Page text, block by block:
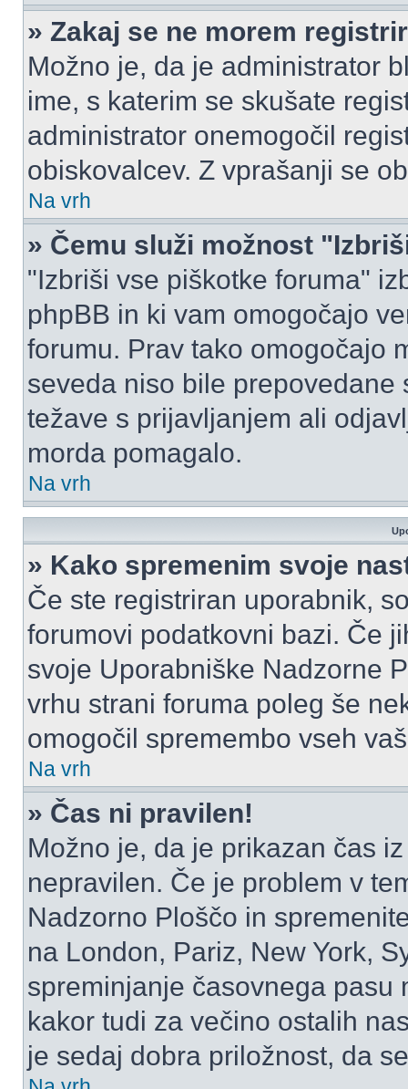
» Zakaj se ne morem
Možno je, da je administrator
ime, s katerim se skušate
administrator onemogočil
obiskovalcev. Z vprašanji se
Na vrh
» Čemu služi možnost
"Izbriši vse piškotke foruma"
phpBB in ki vam omogočajo
forumu. Prav tako omogočajo
seveda niso bile
težave s prijavljanjem ali
morda pomagalo.
Na vrh
» Kako spremenim svoje
Če ste registriran uporabnik,
forumovi podatkovni bazi. Če
svoje Uporabniške Nadzorne
vrhu strani foruma poleg še
omogočil spremembo vseh
Na vrh
» Čas ni pravilen!
Možno je, da je prikazan čas
nepravilen. Če je problem v
Nadzorno Ploščo in
na London, Pariz, New York,
spreminjanje časovnega pasu
kakor tudi za večino ostalih
je sedaj dobra priložnost, da